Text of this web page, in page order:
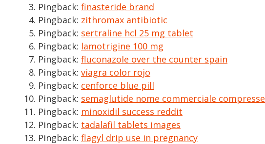
Pingback: finasteride brand
Pingback: zithromax antibiotic
Pingback: sertraline hcl 25 mg tablet
Pingback: lamotrigine 100 mg
Pingback: fluconazole over the counter spain
Pingback: viagra color rojo
Pingback: cenforce blue pill
Pingback: semaglutide nome commerciale compresse
Pingback: minoxidil success reddit
Pingback: tadalafil tablets images
Pingback: flagyl drip use in pregnancy